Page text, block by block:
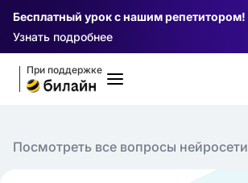
Бесплатный урок с нашим репетитором!
Узнать подробнее
При поддержке
Посмотреть все вопросы нейросети